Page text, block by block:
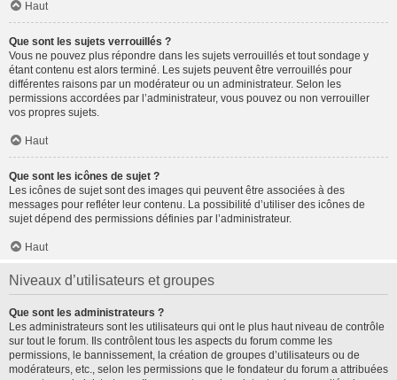
Haut
Que sont les sujets verrouillés ?
Vous ne pouvez plus répondre dans les sujets verrouillés et tout sondage y
étant contenu est alors terminé. Les sujets peuvent être verrouillés pour
différentes raisons par un modérateur ou un administrateur. Selon les
permissions accordées par l’administrateur, vous pouvez ou non verrouiller
vos propres sujets.
Haut
Que sont les icônes de sujet ?
Les icônes de sujet sont des images qui peuvent être associées à des
messages pour refléter leur contenu. La possibilité d’utiliser des icônes de
sujet dépend des permissions définies par l’administrateur.
Haut
Niveaux d’utilisateurs et groupes
Que sont les administrateurs ?
Les administrateurs sont les utilisateurs qui ont le plus haut niveau de contrôle
sur tout le forum. Ils contrôlent tous les aspects du forum comme les
permissions, le bannissement, la création de groupes d’utilisateurs ou de
modérateurs, etc., selon les permissions que le fondateur du forum a attribuées